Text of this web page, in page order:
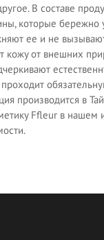
В составе
которые бережно
ее и не
кожу от внешних
проходит
производится в
Ffleur в нашем